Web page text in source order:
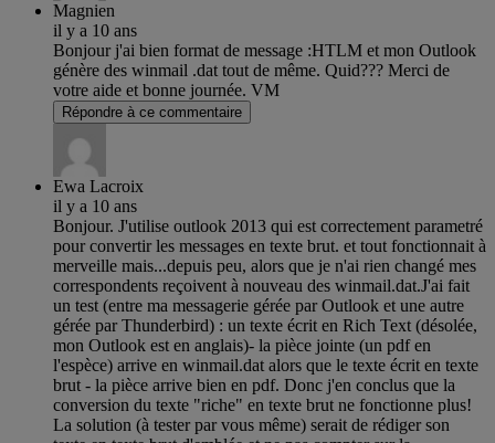
Magnien
il y a 10 ans
Bonjour j'ai bien format de message :HTLM et mon Outlook
génère des winmail .dat tout de même. Quid??? Merci de
votre aide et bonne journée. VM
Répondre à ce commentaire
Ewa Lacroix
il y a 10 ans
Bonjour. J'utilise outlook 2013 qui est correctement parametré
pour convertir les messages en texte brut. et tout fonctionnait à
merveille mais...depuis peu, alors que je n'ai rien changé mes
correspondents reçoivent à nouveau des winmail.dat.J'ai fait
un test (entre ma messagerie gérée par Outlook et une autre
gérée par Thunderbird) : un texte écrit en Rich Text (désolée,
mon Outlook est en anglais)- la pièce jointe (un pdf en
l'espèce) arrive en winmail.dat alors que le texte écrit en texte
brut - la pièce arrive bien en pdf. Donc j'en conclus que la
conversion du texte "riche" en texte brut ne fonctionne plus!
La solution (à tester par vous même) serait de rédiger son